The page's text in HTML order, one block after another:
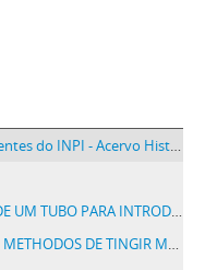
Acervo Histórico de patentes do INPI
OU SEMELHANTE PARA SE CHUPAR O LIQUIDO COADO
DE TINGIR MATERIAS TEXTEIS